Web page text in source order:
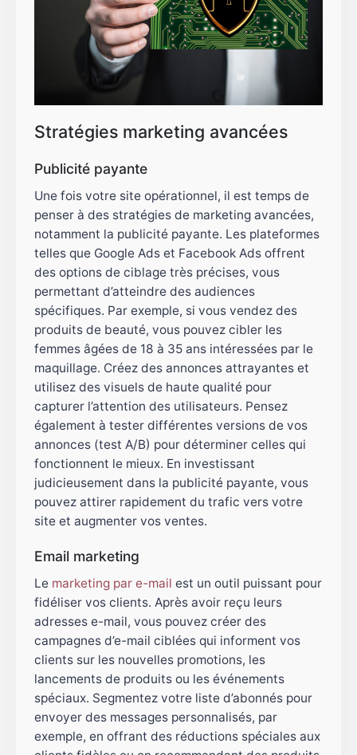
Stratégies marketing avancées
Publicité payante
Une fois votre site opérationnel, il est temps de
penser à des stratégies de marketing avancées,
notamment la publicité payante. Les plateformes
telles que Google Ads et Facebook Ads offrent
des options de ciblage très précises, vous
permettant d’atteindre des audiences
spécifiques. Par exemple, si vous vendez des
produits de beauté, vous pouvez cibler les
femmes âgées de 18 à 35 ans intéressées par le
maquillage. Créez des annonces attrayantes et
utilisez des visuels de haute qualité pour
capturer l’attention des utilisateurs. Pensez
également à tester différentes versions de vos
annonces (test A/B) pour déterminer celles qui
fonctionnent le mieux. En investissant
judicieusement dans la publicité payante, vous
pouvez attirer rapidement du trafic vers votre
site et augmenter vos ventes.
Email marketing
Le marketing par e-mail est un outil puissant pour
fidéliser vos clients. Après avoir reçu leurs
adresses e-mail, vous pouvez créer des
campagnes d’e-mail ciblées qui informent vos
clients sur les nouvelles promotions, les
lancements de produits ou les événements
spéciaux. Segmentez votre liste d’abonnés pour
envoyer des messages personnalisés, par
exemple, en offrant des réductions spéciales aux